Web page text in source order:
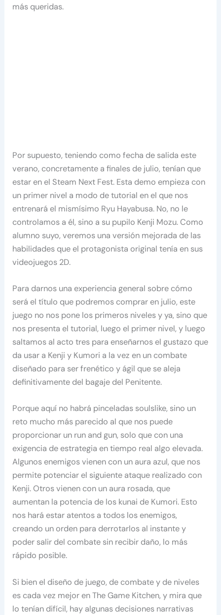
más queridas.
Por supuesto, teniendo como fecha de salida este
verano, concretamente a finales de julio, tenían que
estar en el Steam Next Fest. Esta demo empieza con
un primer nivel a modo de tutorial en el que nos
entrenará el mismísimo Ryu Hayabusa. No, no le
controlamos a él, sino a su pupilo Kenji Mozu. Como
alumno suyo, veremos una versión mejorada de las
habilidades que el protagonista original tenía en sus
videojuegos 2D.
Para darnos una experiencia general sobre cómo
será el título que podremos comprar en julio, este
juego no nos pone los primeros niveles y ya, sino que
nos presenta el tutorial, luego el primer nivel, y luego
saltamos al acto tres para enseñarnos el gustazo que
da usar a Kenji y Kumori a la vez en un combate
diseñado para ser frenético y ágil que se aleja
definitivamente del bagaje del Penitente.
Porque aquí no habrá pinceladas soulslike, sino un
reto mucho más parecido al que nos puede
proporcionar un run and gun, solo que con una
exigencia de estrategia en tiempo real algo elevada.
Algunos enemigos vienen con un aura azul, que nos
permite potenciar el siguiente ataque realizado con
Kenji. Otros vienen con un aura rosada, que
aumentan la potencia de los kunai de Kumori. Esto
nos hará estar atentos a todos los enemigos,
creando un orden para derrotarlos al instante y
poder salir del combate sin recibir daño, lo más
rápido posible.
Si bien el diseño de juego, de combate y de niveles
es cada vez mejor en The Game Kitchen, y mira que
lo tenían difícil, hay algunas decisiones narrativas